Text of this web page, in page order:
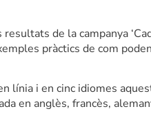
de la campanya
pràctics de com
línia i en cinc idiomes
en anglès, francès,